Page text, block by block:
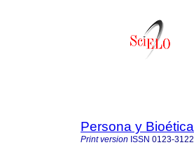
Persona y Bioética
Print version ISSN 0123-3122